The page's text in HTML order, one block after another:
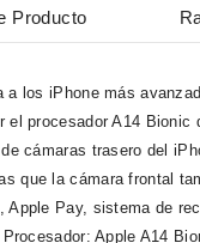
Producto
a los iPhone más
el procesador A14
cámaras trasero del
que la cámara frontal
Apple Pay, sistema de
Apple A14